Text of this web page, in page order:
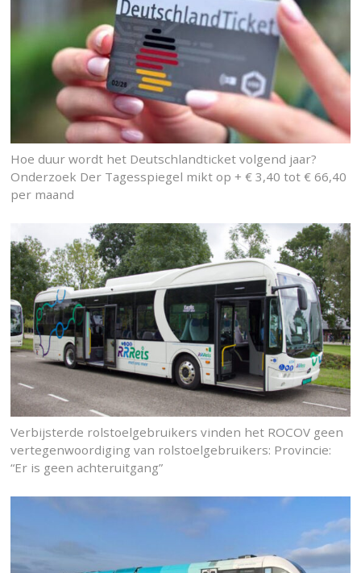
Hoe duur wordt het Deutschlandticket volgend jaar?
Onderzoek Der Tagesspiegel mikt op + € 3,40 tot € 66,40
per maand
Verbijsterde rolstoelgebruikers vinden het ROCOV geen
vertegenwoordiging van rolstoelgebruikers: Provincie:
“Er is geen achteruitgang”